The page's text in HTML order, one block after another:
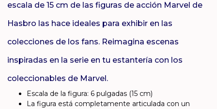
escala de 15 cm de las figuras de acción Marvel de
Hasbro las hace ideales para exhibir en las
colecciones de los fans. Reimagina escenas
inspiradas en la serie en tu estantería con los
coleccionables de Marvel.
Escala de la figura: 6 pulgadas (15 cm)
La figura está completamente articulada con un